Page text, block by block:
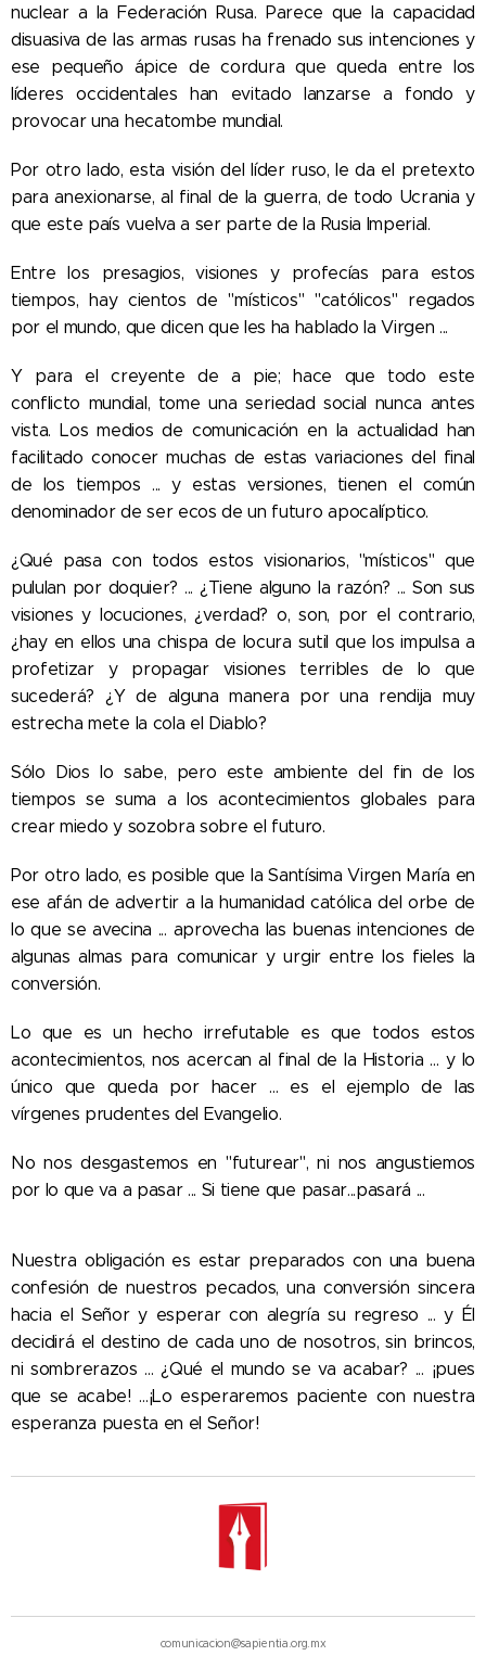
nuclear a la Federación Rusa. Parece que la capacidad
disuasiva de las armas rusas ha frenado sus intenciones y
ese pequeño ápice de cordura que queda entre los
líderes occidentales han evitado lanzarse a fondo y
provocar una hecatombe mundial.
Por otro lado, esta visión del líder ruso, le da el pretexto
para anexionarse, al final de la guerra, de todo Ucrania y
que este país vuelva a ser parte de la Rusia Imperial.
Entre los presagios, visiones y profecías para estos
tiempos, hay cientos de "místicos" "católicos" regados
por el mundo, que dicen que les ha hablado la Virgen ...
Y para el creyente de a pie; hace que todo este
conflicto mundial, tome una seriedad social nunca antes
vista. Los medios de comunicación en la actualidad han
facilitado conocer muchas de estas variaciones del final
de los tiempos ... y estas versiones, tienen el común
denominador de ser ecos de un futuro apocalíptico.
¿Qué pasa con todos estos visionarios, "místicos" que
pululan por doquier? ... ¿Tiene alguno la razón? ... Son sus
visiones y locuciones, ¿verdad? o, son, por el contrario,
¿hay en ellos una chispa de locura sutil que los impulsa a
profetizar y propagar visiones terribles de lo que
sucederá? ¿Y de alguna manera por una rendija muy
estrecha mete la cola el Diablo?
Sólo Dios lo sabe, pero este ambiente del fin de los
tiempos se suma a los acontecimientos globales para
crear miedo y sozobra sobre el futuro.
Por otro lado, es posible que la Santísima Virgen María en
ese afán de advertir a la humanidad católica del orbe de
lo que se avecina ... aprovecha las buenas intenciones de
algunas almas para comunicar y urgir entre los fieles la
conversión.
Lo que es un hecho irrefutable es que todos estos
acontecimientos, nos acercan al final de la Historia ... y lo
único que queda por hacer ... es el ejemplo de las
vírgenes prudentes del Evangelio.
No nos desgastemos en "futurear", ni nos angustiemos
por lo que va a pasar ... Si tiene que pasar...pasará ...
Nuestra obligación es estar preparados con una buena
confesión de nuestros pecados, una conversión sincera
hacia el Señor y esperar con alegría su regreso ... y Él
decidirá el destino de cada uno de nosotros, sin brincos,
ni sombrerazos ... ¿Qué el mundo se va acabar? ... ¡pues
que se acabe! ...¡Lo esperaremos paciente con nuestra
esperanza puesta en el Señor!
comunicacion@sapientia.org.mx